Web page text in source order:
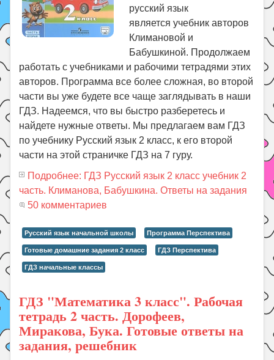
русский язык
является учебник авторов
Климановой и
Бабушкиной. Продолжаем
работать с учебниками и рабочими тетрадями этих
авторов. Программа все более сложная, во второй
части вы уже будете все чаще заглядывать в наши
ГДЗ. Надеемся, что вы быстро разберетесь и
найдете нужные ответы. Мы предлагаем вам ГДЗ
по учебнику Русский язык 2 класс, к его второй
части на этой страничке ГДЗ на 7 гуру.
Подробнее: ГДЗ Русский язык 2 класс учебник 2
часть. Климанова, Бабушкина. Ответы на задания
50 комментариев
Русский язык начальной школы Программа Перспектива
Готовые домашние задания 2 класс ГДЗ Перспектива
ГДЗ начальные классы
ГДЗ "Математика 3 класс". Рабочая
тетрадь 2 часть. Дорофеев,
Миракова, Бука. Готовые ответы на
задания, решебник